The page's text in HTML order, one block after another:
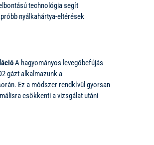
technológia segít
nyálkahártya-eltérések
A hagyományos levegőbefújás
gázt alkalmazunk a
Ez a módszer rendkívül gyorsan
csökkenti a vizsgálat utáni